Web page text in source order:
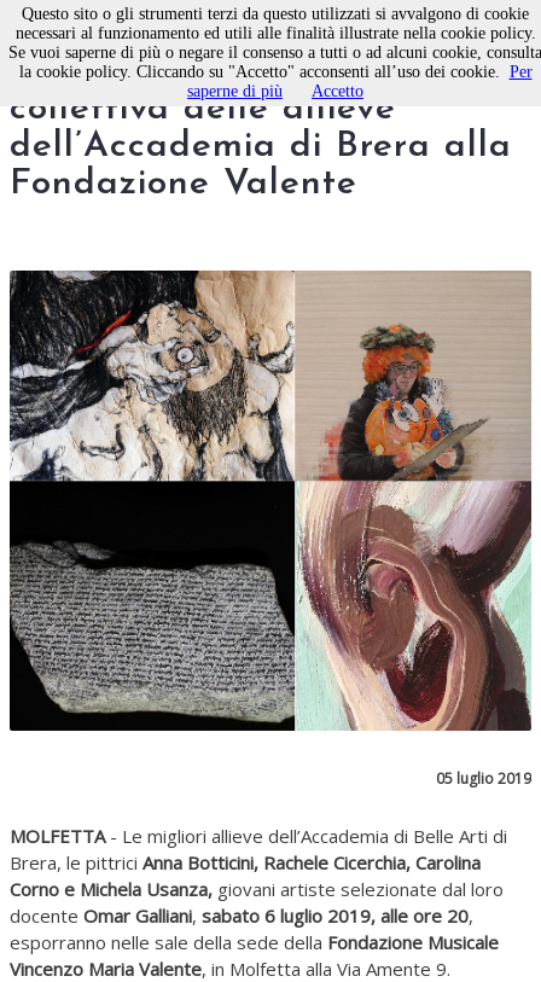
Interferenze. A Molfetta la
collettiva delle allieve
dell’Accademia di Brera alla
Fondazione Valente
05 luglio 2019
MOLFETTA- Le migliori allieve dell’Accademia di Belle Arti di
Brera, le pittrici Anna Botticini, Rachele Cicerchia, Carolina
Corno e Michela Usanza, giovani artiste selezionate dal loro
docente Omar Galliani, sabato 6 luglio 2019, alle ore 20,
esporranno nelle sale della sede della Fondazione Musicale
Vincenzo Maria Valente, in Molfetta alla Via Amente 9.
Questo sito o gli strumenti terzi da questo utilizzati si avvalgono di cookie
necessari al funzionamento ed utili alle finalità illustrate nella cookie policy.
Se vuoi saperne di più o negare il consenso a tutti o ad alcuni cookie, consulta
la cookie policy. Cliccando su "Accetto" acconsenti all’uso dei cookie. Per
saperne di più
Accetto